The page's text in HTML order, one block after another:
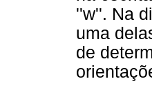
''w''. Na
uma
de